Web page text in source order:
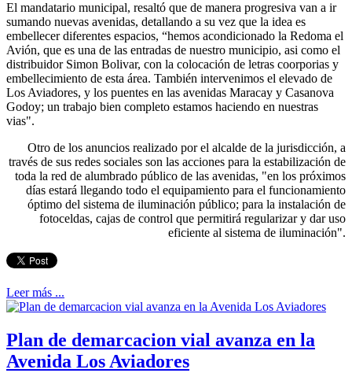
El mandatario municipal, resaltó que de manera progresiva van a ir
sumando nuevas avenidas, detallando a su vez que la idea es
embellecer diferentes espacios, “hemos acondicionado la Redoma el
Avión, que es una de las entradas de nuestro municipio, asi como el
distribuidor Simon Bolivar, con la colocación de letras coorporias y
embellecimiento de esta área. También intervenimos el elevado de
Los Aviadores, y los puentes en las avenidas Maracay y Casanova
Godoy; un trabajo bien completo estamos haciendo en nuestras
vias".
Otro de los anuncios realizado por el alcalde de la jurisdicción, a
través de sus redes sociales son las acciones para la estabilización de
toda la red de alumbrado público de las avenidas, "en los próximos
días estará llegando todo el equipamiento para el funcionamiento
óptimo del sistema de iluminación público; para la instalación de
fotoceldas, cajas de control que permitirá regularizar y dar uso
eficiente al sistema de iluminación".
Leer más ...
Plan de demarcacion vial avanza en la
Avenida Los Aviadores